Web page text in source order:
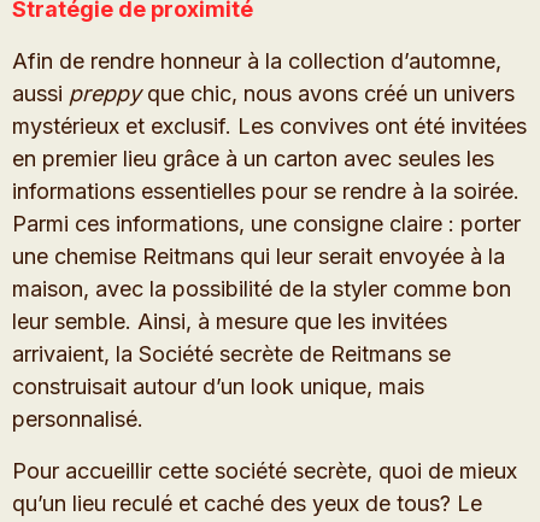
Stratégie de proximité
Afin de rendre honneur à la collection d’automne,
aussi preppyque chic, nous avons créé un univers
mystérieux et exclusif. Les convives ont été invitées
en premier lieu grâce à un carton avec seules les
informations essentielles pour se rendre à la soirée.
Parmi ces informations, une consigne claire : porter
une chemise Reitmans qui leur serait envoyée à la
maison, avec la possibilité de la styler comme bon
leur semble. Ainsi, à mesure que les invitées
arrivaient, la Société secrète de Reitmans se
construisait autour d’un look unique, mais
personnalisé.
Pour accueillir cette société secrète, quoi de mieux
qu’un lieu reculé et caché des yeux de tous? Le